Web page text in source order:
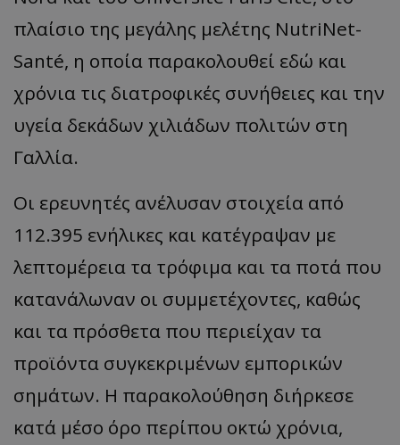
πλαίσιο της μεγάλης μελέτης NutriNet-
Santé, η οποία παρακολουθεί εδώ και
χρόνια τις διατροφικές συνήθειες και την
υγεία δεκάδων χιλιάδων πολιτών στη
Γαλλία.
Οι ερευνητές ανέλυσαν στοιχεία από
112.395 ενήλικες και κατέγραψαν με
λεπτομέρεια τα τρόφιμα και τα ποτά που
κατανάλωναν οι συμμετέχοντες, καθώς
και τα πρόσθετα που περιείχαν τα
προϊόντα συγκεκριμένων εμπορικών
σημάτων. Η παρακολούθηση διήρκεσε
κατά μέσο όρο περίπου οκτώ χρόνια,